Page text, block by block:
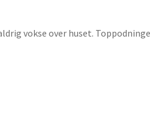
vokse over huset.